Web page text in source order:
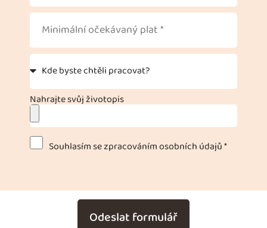
Nahrajte svůj životopis
Souhlasím se zpracováním osobních údajů *
Odeslat formulář